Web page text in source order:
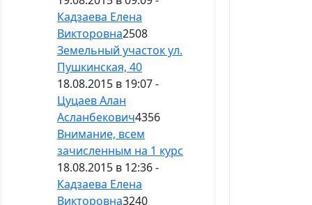
Кадзаева Елена
Викторовна2508
Земельный участок ул.
Пушкинская, 40
18.08.2015 в 19:07 -
Цуцаев Алан
Асланбекович4356
Внимание, всем
зачисленным на 1 курс
18.08.2015 в 12:36 -
Кадзаева Елена
Викторовна3240